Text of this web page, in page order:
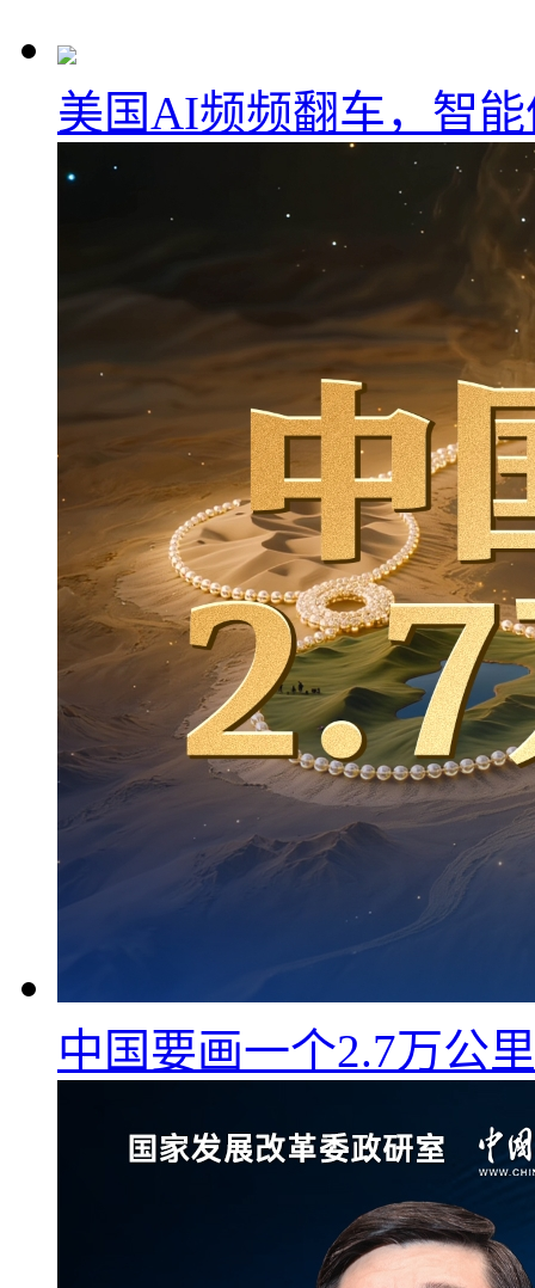
美国AI频频翻车，智
中国要画一个2.7万公